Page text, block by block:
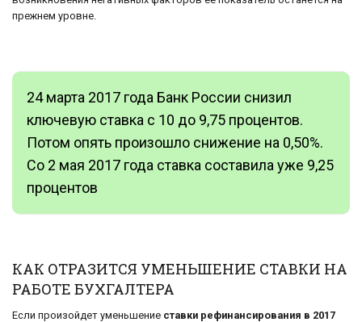
прежнем уровне.
24 марта 2017 года Банк России снизил
ключевую ставка с 10 до 9,75 процентов.
Потом опять произошло снижение на 0,50%.
Со 2 мая 2017 года ставка составила уже 9,25
процентов
КАК ОТРАЗИТСЯ УМЕНЬШЕНИЕ СТАВКИ НА
РАБОТЕ БУХГАЛТЕРА
Если произойдет уменьшение ставки рефинансирования в 2017